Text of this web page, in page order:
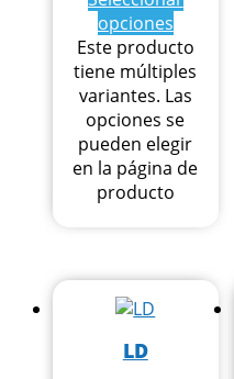
opciones
Este producto
tiene múltiples
variantes. Las
opciones se
pueden elegir
en la página de
producto
LD